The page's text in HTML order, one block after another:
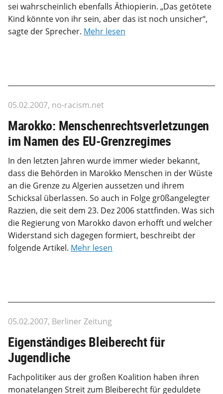
sei wahrscheinlich ebenfalls Äthiopierin. „Das getötete
Kind könnte von ihr sein, aber das ist noch unsicher“,
sagte der Sprecher. Mehr lesen
05.02.2007, no-racism.net
Marokko: Menschenrechtsverletzungen
im Namen des EU-Grenzregimes
In den letzten Jahren wurde immer wieder bekannt,
dass die Behörden in Marokko Menschen in der Wüste
an die Grenze zu Algerien aussetzen und ihrem
Schicksal überlassen. So auch in Folge gr0ßangelegter
Razzien, die seit dem 23. Dez 2006 stattfinden. Was sich
die Regierung von Marokko davon erhofft und welcher
Widerstand sich dagegen formiert, beschreibt der
folgende Artikel. Mehr lesen
05.02.2007, Berliner Zeitung
Eigenständiges Bleiberecht für
Jugendliche
Fachpolitiker aus der großen Koalition haben ihren
monatelangen Streit zum Bleiberecht für geduldete